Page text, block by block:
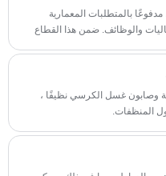
بالمتطلبات المعمارية
والوظائف. ضمن هذا القطاع
وصابون غسل الكرسي نظيفًا ،
المنظفات.